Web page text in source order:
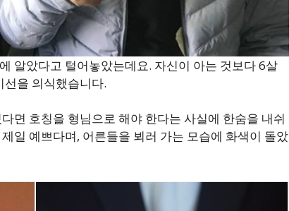
알았다고 털어놓았는데요. 자신이 아는 것보다 6살
선을 의식했습니다.
면 호칭을 형님으로 해야 한다는 사실에 한숨을 내쉬
일 예쁘다며, 어른들을 뵈러 가는 모습에 화색이 돌았